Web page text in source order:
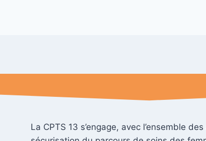
La CPTS 13 s’engage, avec l’ensemble